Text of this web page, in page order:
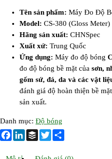
Tên sản phẩm: Máy Đo Độ
Model: CS-380 (Gloss Meter)
Hãng sản xuất: CHNSpec
Xuất xứ: Trung Quốc
Ứng dụng: Máy đo độ bóng
đo độ bóng bề mặt của sơn,
gốm sứ, đá, da và các vật
đánh giá độ hoàn thiện bề
sản xuất.
Danh mục: Độ bóng